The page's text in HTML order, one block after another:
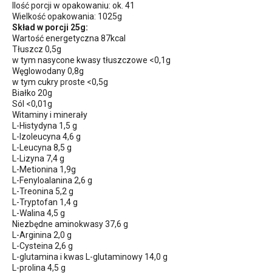
Ilość porcji w opakowaniu: ok. 41
Wielkość opakowania: 1025g
Skład w porcji 25g:
Wartość energetyczna 87kcal
Tłuszcz 0,5g
w tym nasycone kwasy tłuszczowe <0,1g
Węglowodany 0,8g
w tym cukry proste <0,5g
Białko 20g
Sól <0,01g
Witaminy i minerały
L-Histydyna 1,5 g
L-Izoleucyna 4,6 g
L-Leucyna 8,5 g
L-Lizyna 7,4 g
L-Metionina 1,9g
L-Fenyloalanina 2,6 g
L-Treonina 5,2 g
L-Tryptofan 1,4 g
L-Walina 4,5 g
Niezbędne aminokwasy 37,6 g
L-Arginina 2,0 g
L-Cysteina 2,6 g
L-glutamina i kwas L-glutaminowy 14,0 g
L-prolina 4,5 g